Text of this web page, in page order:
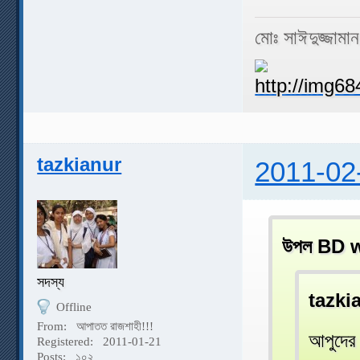
মোঃ
tazkianur 2011-
সদস্য
Offline
From:
আপাতত রাজশাহী!!!
Registered:
2011-01-21
Posts:
১০২
উপল BD
আপুদের